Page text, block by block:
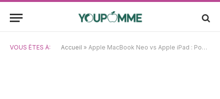
VOUS ÊTES À: Accueil » Apple MacBook Neo vs Apple iPad : Pourquoi je rêve que mon nouvel iPad soit un Neo